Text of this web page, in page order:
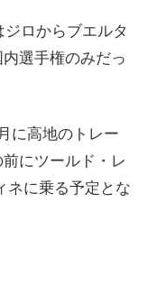
ロからブエルタ
選手権のみだっ
に高地のトレー
にツールド・レ
ネに乗る予定とな